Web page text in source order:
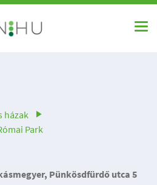
házak
Park
Pünkösdfürdő utca 5